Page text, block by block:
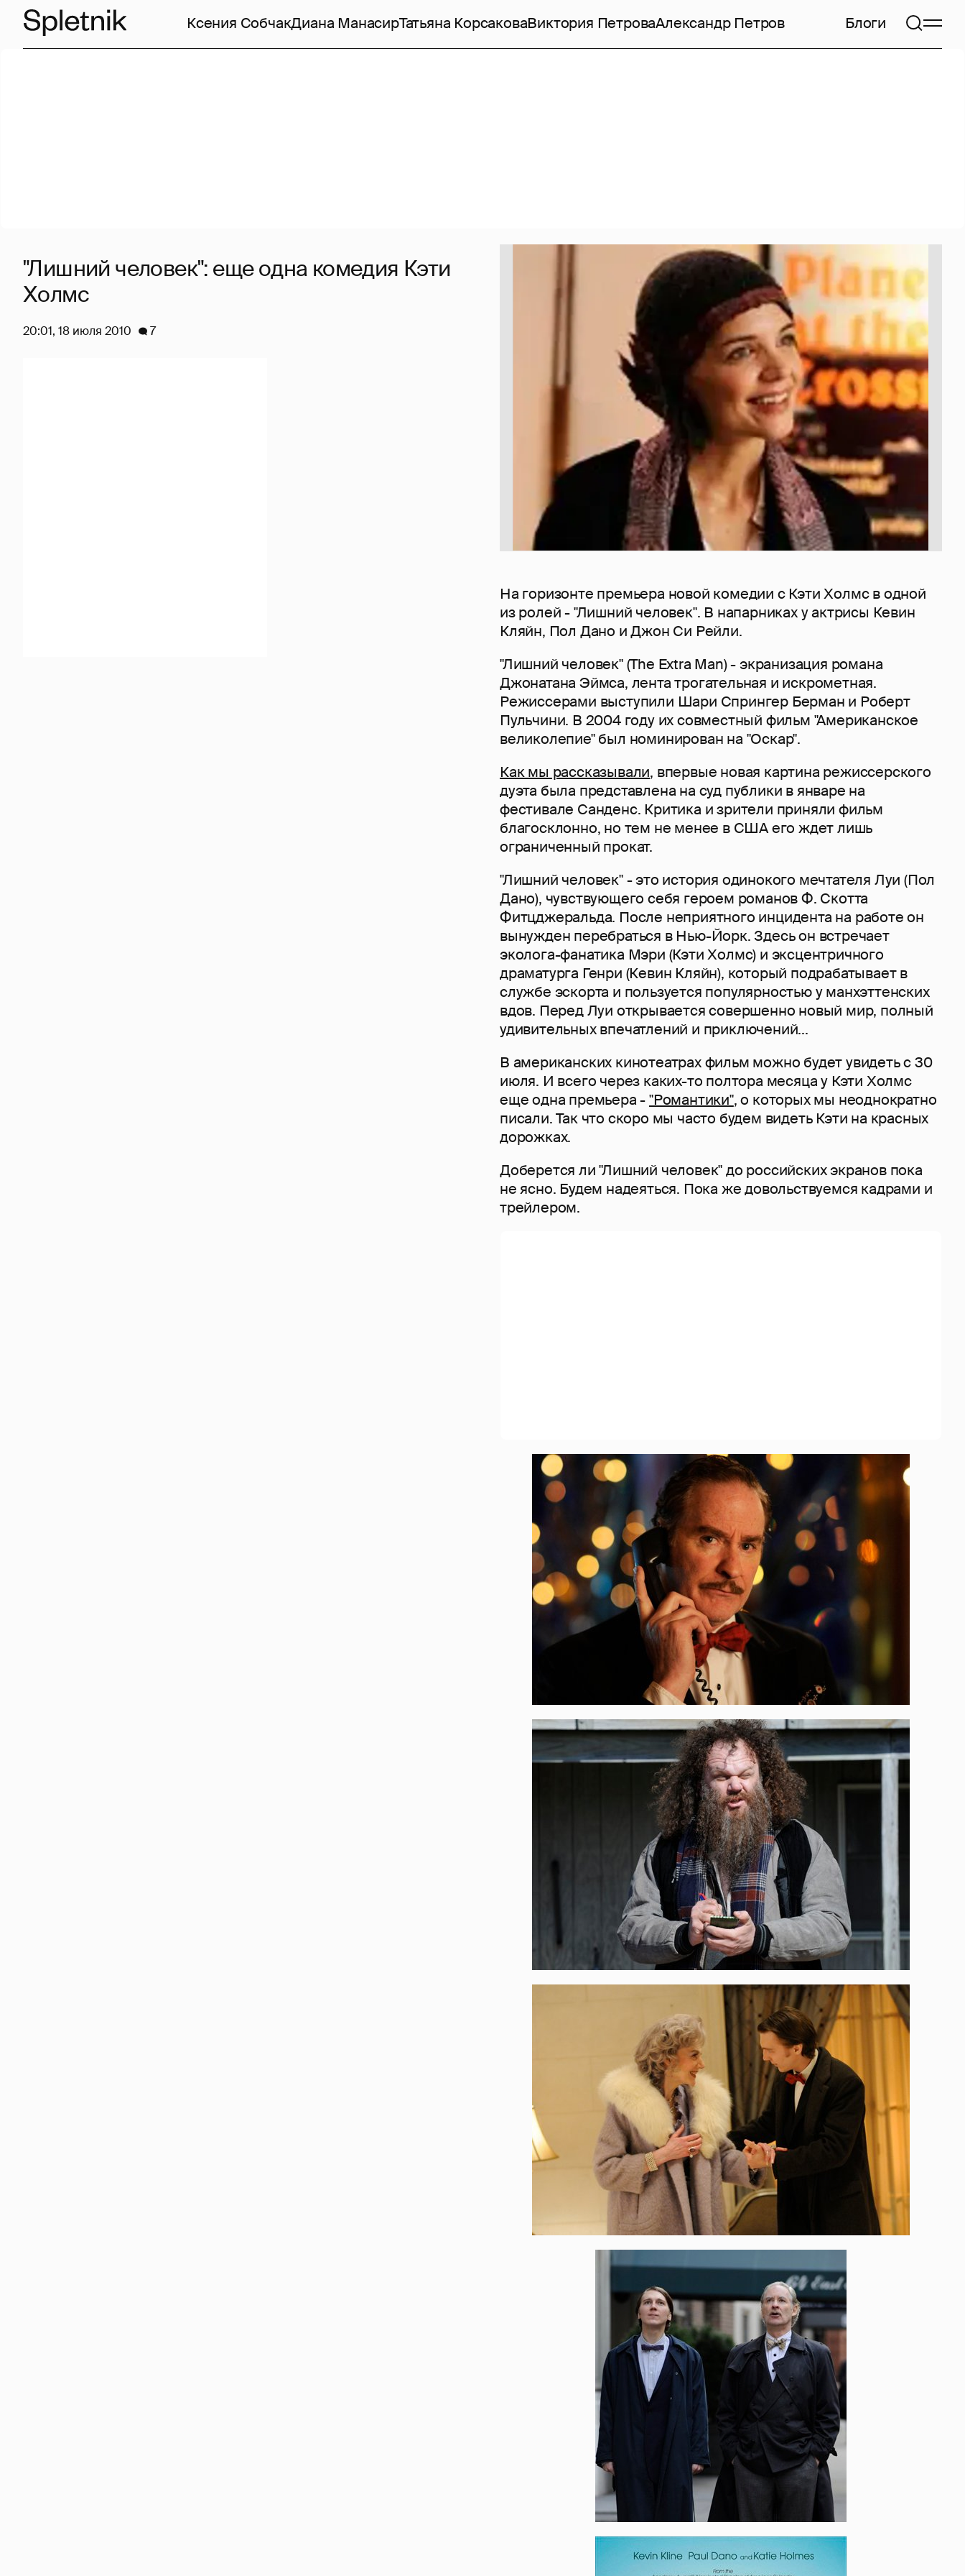
Ксения СобчакДиана МанасирТатьяна КорсаковаВиктория ПетроваАлександр Петров Блоги
На горизонте премьера новой комедии с Кэти Холмс в одной
из ролей - "Лишний человек". В напарниках у актрисы Кевин
Кляйн, Пол Дано и Джон Си Рейли.
"Лишний человек" (The Extra Man) - экранизация романа
Джонатана Эймса, лента трогательная и искрометная.
Режиссерами выступили Шари Спрингер Берман и Роберт
Пульчини. В 2004 году их совместный фильм "Американское
великолепие" был номинирован на "Оскар".
Как мы рассказывали, впервые новая картина режиссерского
дуэта была представлена на суд публики в январе на
фестивале Санденс. Критика и зрители приняли фильм
благосклонно, но тем не менее в США его ждет лишь
ограниченный прокат.
"Лишний человек" - это история одинокого мечтателя Луи (Пол
Дано), чувствующего себя героем романов Ф. Скотта
Фитцджеральда. После неприятного инцидента на работе он
вынужден перебраться в Нью-Йорк. Здесь он встречает
эколога-фанатика Мэри (Кэти Холмс) и эксцентричного
драматурга Генри (Кевин Кляйн), который подрабатывает в
службе эскорта и пользуется популярностью у манхэттенских
вдов. Перед Луи открывается совершенно новый мир, полный
удивительных впечатлений и приключений...
В американских кинотеатрах фильм можно будет увидеть с 30
июля. И всего через каких-то полтора месяца у Кэти Холмс
еще одна премьера -"Романтики", о которых мы неоднократно
писали. Так что скоро мы часто будем видеть Кэти на красных
дорожках.
Доберется ли "Лишний человек" до российских экранов пока
не ясно. Будем надеяться. Пока же довольствуемся кадрами и
трейлером.
"Лишний человек": еще одна комедия Кэти
Холмс
20:01, 18 июля 2010 7